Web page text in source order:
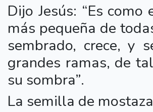
Dijo Jesús: “Es
más pequeña de
sembrado, crece, y
grandes ramas, de
su sombra”.
La semilla de